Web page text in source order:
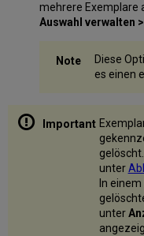
mehrere Exemplare
Auswahl verwalten
Diese
es einen
unter
In
unter